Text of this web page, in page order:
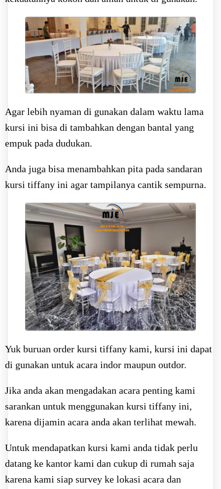
Agar lebih nyaman di gunakan dalam waktu lama
kursi ini bisa di tambahkan dengan bantal yang
empuk pada dudukan.
Anda juga bisa menambahkan pita pada sandaran
kursi tiffany ini agar tampilanya cantik sempurna.
Yuk buruan order kursi tiffany kami, kursi ini dapat
di gunakan untuk acara indor maupun outdor.
Jika anda akan mengadakan acara penting kami
sarankan untuk menggunakan kursi tiffany ini,
karena dijamin acara anda akan terlihat mewah.
Untuk mendapatkan kursi kami anda tidak perlu
datang ke kantor kami dan cukup di rumah saja
karena kami siap survey ke lokasi acara dan